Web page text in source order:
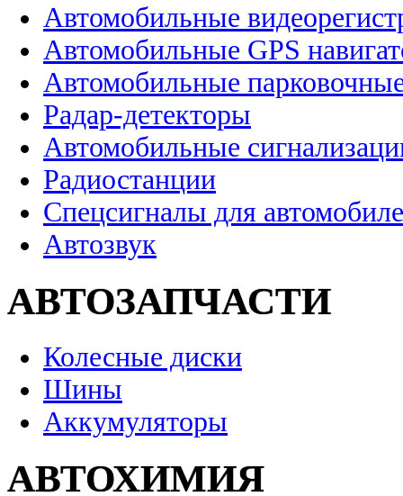
Автомобильные
Автомобильные GPS
Автомобильные
Радар-детекторы
Автомобильные
Радиостанции
Спецсигналы для
Автозвук
АВТОЗАПЧАСТИ
Колесные диски
Шины
Аккумуляторы
АВТОХИМИЯ